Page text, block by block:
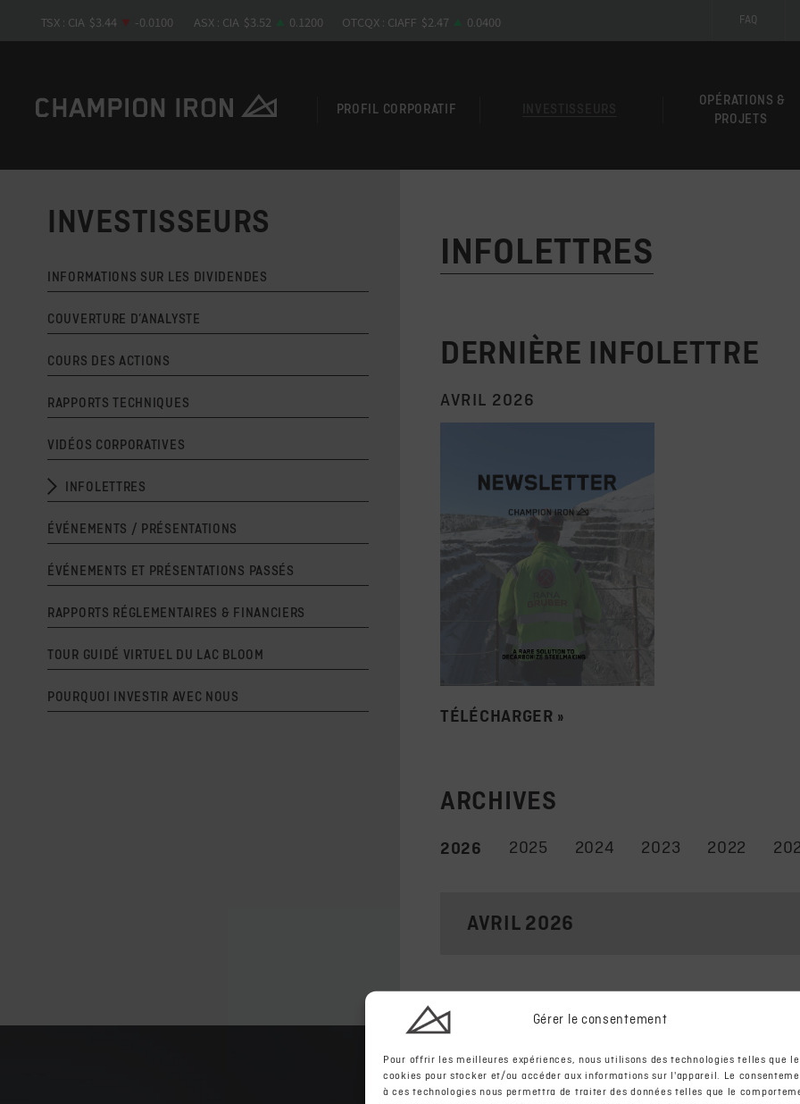
Gérer le consentement
Pour offrir les meilleures expériences, nous utilisons des technologies telles que
cookies pour stocker et/ou accéder aux informations sur l'appareil. Le
à ces technologies nous permettra de traiter des données telles que le
FAQ
PROFIL CORPORATIF
OPÉRATIONS &
PROJETS
INFOLETTRES
DERNIÈRE INFOLETTRE
AVRIL 2026
TÉLÉCHARGER »
ARCHIVES
2026 2025 2024 2023 2022
AVRIL 2026
INVESTISSEURS
INFORMATIONS SUR LES DIVIDENDES
COUVERTURE D’ANALYSTE
COURS DES ACTIONS
RAPPORTS TECHNIQUES
VIDÉOS CORPORATIVES
INFOLETTRES
ÉVÉNEMENTS / PRÉSENTATIONS
ÉVÉNEMENTS ET PRÉSENTATIONS PASSÉS
RAPPORTS RÉGLEMENTAIRES & FINANCIERS
TOUR GUIDÉ VIRTUEL DU LAC BLOOM
POURQUOI INVESTIR AVEC NOUS